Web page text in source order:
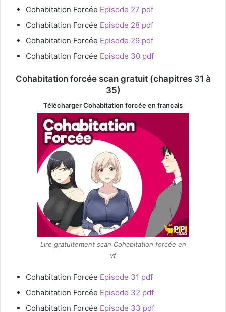
Cohabitation Forcée Episode 27 pdf
Cohabitation Forcée Episode 28 pdf
Cohabitation Forcée Episode 29 pdf
Cohabitation Forcée Episode 30 pdf
Cohabitation forcée scan gratuit (chapitres 31 à
35)
Télécharger Cohabitation forcéeen francais
Lire gratuitement scan Cohabitation forcée en
vf
Cohabitation Forcée Episode 31 pdf
Cohabitation Forcée Episode 32 pdf
Cohabitation Forcée Episode 33 pdf